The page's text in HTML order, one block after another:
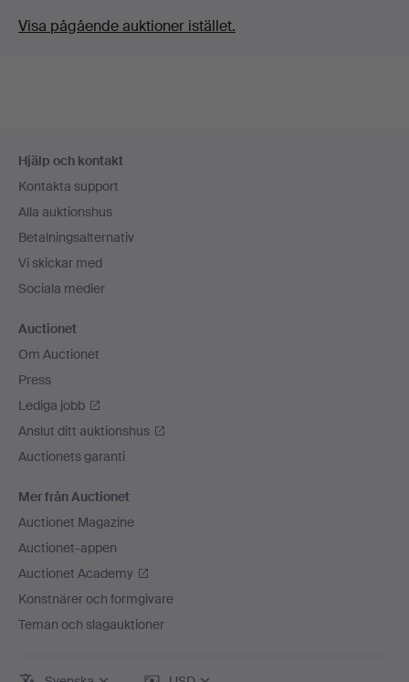
Visa pågående auktioner istället.
Hjälp och kontakt
Kontakta support
Alla auktionshus
Betalningsalternativ
Vi skickar med
Sociala medier
Auctionet
Om Auctionet
Press
Lediga jobb
Anslut ditt auktionshus
Auctionets garanti
Mer från Auctionet
Auctionet Magazine
Auctionet-appen
Auctionet Academy
Konstnärer och formgivare
Teman och slagauktioner